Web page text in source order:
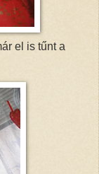
el is tűnt a